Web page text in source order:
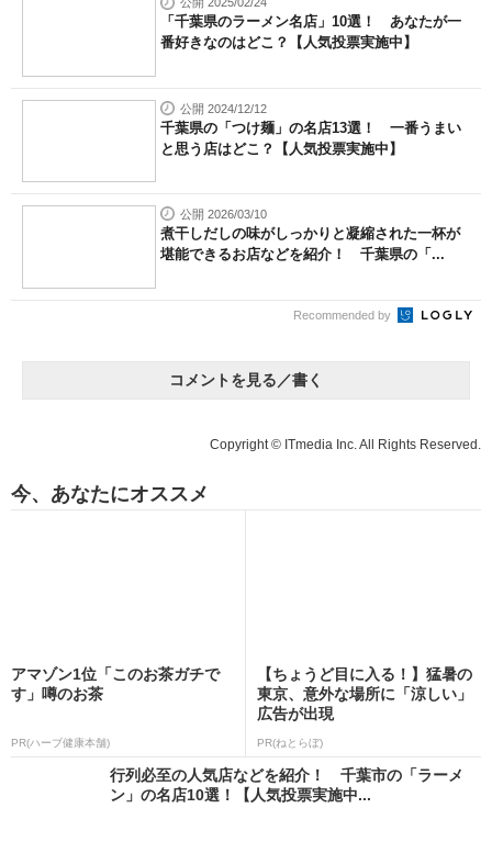
公開 2025/02/24
「千葉県のラーメン名店」10選！ あなたが一
番好きなのはどこ？【人気投票実施中】
公開 2024/12/12
千葉県の「つけ麺」の名店13選！ 一番うまい
と思う店はどこ？【人気投票実施中】
公開 2026/03/10
煮干しだしの味がしっかりと凝縮された一杯が
堪能できるお店などを紹介！ 千葉県の「...
Recommended by
コメントを見る／書く
Copyright © ITmedia Inc. All Rights Reserved.
今、あなたにオススメ
アマゾン1位「このお茶ガチで
す」噂のお茶
PR(ハーブ健康本舗)
【ちょうど目に入る！】猛暑の
東京、意外な場所に「涼しい」
広告が出現
PR(ねとらぼ)
行列必至の人気店などを紹介！ 千葉市の「ラーメ
ン」の名店10選！【人気投票実施中...